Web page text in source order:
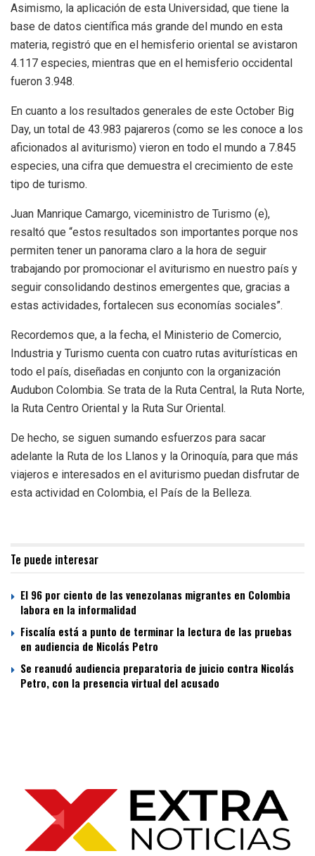
Asimismo, la aplicación de esta Universidad, que tiene la
base de datos científica más grande del mundo en esta
materia, registró que en el hemisferio oriental se avistaron
4.117 especies, mientras que en el hemisferio occidental
fueron 3.948.
En cuanto a los resultados generales de este October Big
Day, un total de 43.983 pajareros (como se les conoce a los
aficionados al aviturismo) vieron en todo el mundo a 7.845
especies, una cifra que demuestra el crecimiento de este
tipo de turismo.
Juan Manrique Camargo, viceministro de Turismo (e),
resaltó que “estos resultados son importantes porque nos
permiten tener un panorama claro a la hora de seguir
trabajando por promocionar el aviturismo en nuestro país y
seguir consolidando destinos emergentes que, gracias a
estas actividades, fortalecen sus economías sociales”.
Recordemos que, a la fecha, el Ministerio de Comercio,
Industria y Turismo cuenta con cuatro rutas aviturísticas en
todo el país, diseñadas en conjunto con la organización
Audubon Colombia. Se trata de la Ruta Central, la Ruta Norte,
la Ruta Centro Oriental y la Ruta Sur Oriental.
De hecho, se siguen sumando esfuerzos para sacar
adelante la Ruta de los Llanos y la Orinoquía, para que más
viajeros e interesados en el aviturismo puedan disfrutar de
esta actividad en Colombia, el País de la Belleza.
Te puede interesar
El 96 por ciento de las venezolanas migrantes en Colombia
labora en la informalidad
Fiscalía está a punto de terminar la lectura de las pruebas
en audiencia de Nicolás Petro
Se reanudó audiencia preparatoria de juicio contra Nicolás
Petro, con la presencia virtual del acusado